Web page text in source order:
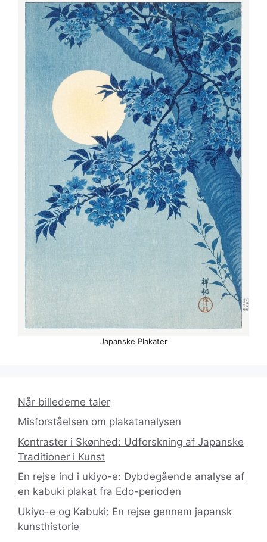
Japanske Plakater
Når billederne taler
Misforståelsen om plakatanalysen
Kontraster i Skønhed: Udforskning af Japanske
Traditioner i Kunst
En rejse ind i ukiyo-e: Dybdegående analyse af
en kabuki plakat fra Edo-perioden
Ukiyo-e og Kabuki: En rejse gennem japansk
kunsthistorie